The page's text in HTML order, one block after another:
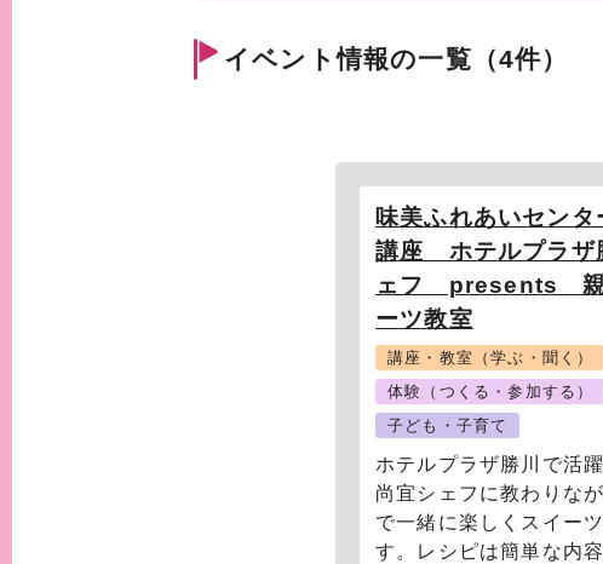
イベント情報の一覧（4件）
味美ふれあいセンタ
講座 ホテルプラザ
ェフ presents 親
ーツ教室
講座・教室（学ぶ・聞く）
体験（つくる・参加する）
子ども・子育て
ホテルプラザ勝川で活
尚宜シェフに教わりな
で一緒に楽しくスイー
す。レシピは簡単な内